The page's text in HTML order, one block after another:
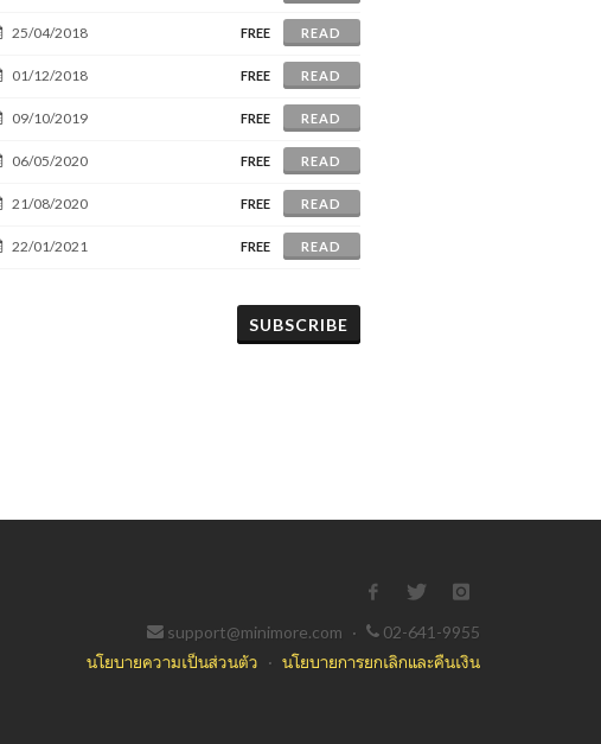
25/04/2018 FREE READ
01/12/2018 FREE READ
09/10/2019 FREE READ
06/05/2020 FREE READ
21/08/2020 FREE READ
22/01/2021 FREE READ
SUBSCRIBE
support@minimore.com ·
02-641-9955
นโยบายความเป็นส่วนตัว · นโยบายการยกเลิกและคืนเงิน